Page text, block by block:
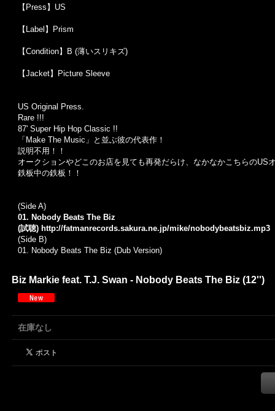
【Press】US
【Label】Prism
【Condition】B (薄いスリキズ)
【Jacket】Picture Sleeve
US Original Press.
Rare !!!
87' Super Hip Hop Classic !!
「Make The Music」と並ぶ彼の代表作！
説明不用！！
オークションやどこのお店を見ても再発だらけ、なかなかこちらのUS
鉄板中の鉄板！！
(Side A)
01. Nobody Beats The Biz
(試聴) http://fatmanrecords.sakura.ne.jp/mike/nobodybeatsbiz.mp3
(Side B)
01. Nobody Beats The Biz (Dub Version)
Biz Markie feat. T.J. Swan - Nobody Beats The Biz (12'')
在庫なし